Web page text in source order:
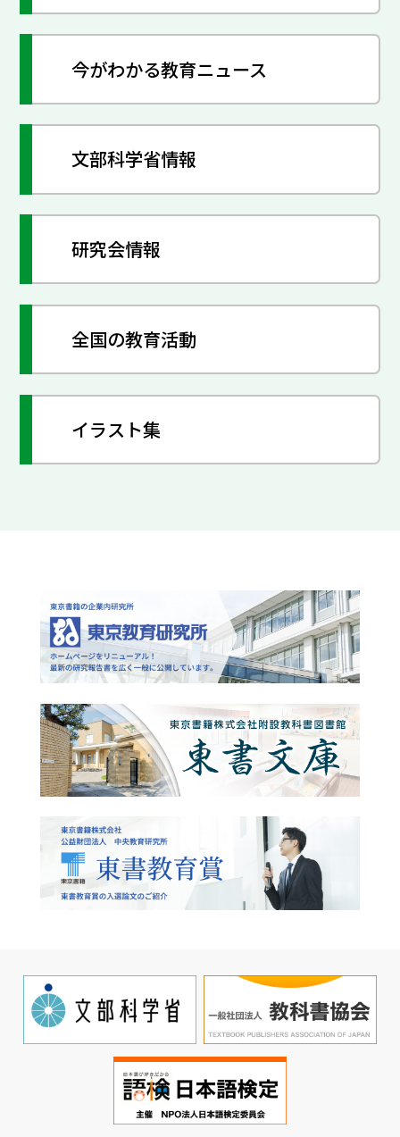
今がわかる教育ニュース
文部科学省情報
研究会情報
全国の教育活動
イラスト集